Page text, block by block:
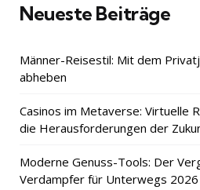
Neueste Beiträge
Männer-Reisestil: Mit dem
abheben
Casinos im Metaverse: Virtuelle
die Herausforderungen der
Moderne Genuss-Tools: Der
Verdampfer für Unterwegs 2026